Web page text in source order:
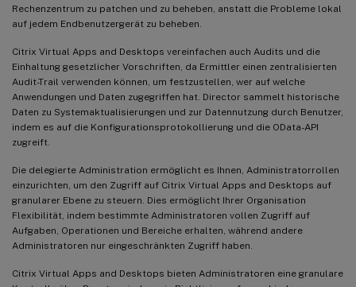
Rechenzentrum zu patchen und zu beheben, anstatt die Probleme lokal
auf jedem Endbenutzergerät zu beheben.
Citrix Virtual Apps and Desktops vereinfachen auch Audits und die
Einhaltung gesetzlicher Vorschriften, da Ermittler einen zentralisierten
Audit-Trail verwenden können, um festzustellen, wer auf welche
Anwendungen und Daten zugegriffen hat. Director sammelt historische
Daten zu Systemaktualisierungen und zur Datennutzung durch Benutzer,
indem es auf die Konfigurationsprotokollierung und die OData-API
zugreift.
Die delegierte Administration ermöglicht es Ihnen, Administratorrollen
einzurichten, um den Zugriff auf Citrix Virtual Apps and Desktops auf
granularer Ebene zu steuern. Dies ermöglicht Ihrer Organisation
Flexibilität, indem bestimmte Administratoren vollen Zugriff auf
Aufgaben, Operationen und Bereiche erhalten, während andere
Administratoren nur eingeschränkten Zugriff haben.
Citrix Virtual Apps and Desktops bieten Administratoren eine granulare